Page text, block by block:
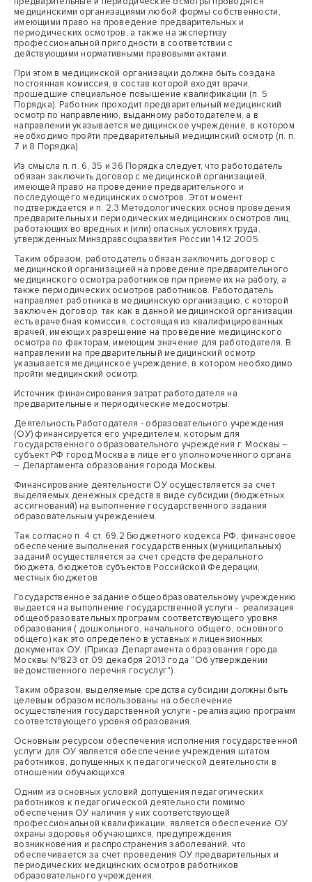
медицинскими организациями любой формы собственности,
имеющими право на проведение предварительных и
периодических осмотров, а также на экспертизу
профессиональной пригодности в соответствии с
действующими нормативными правовыми актами.
При этом в медицинской организации должна быть создана
постоянная комиссия, в состав которой входят врачи,
прошедшие специальное повышение квалификации (п. 5
Порядка). Работник проходит предварительный медицинский
осмотр по направлению, выданному работодателем, а в
направлении указывается медицинское учреждение, в котором
необходимо пройти предварительный медицинский осмотр (п. п.
7 и 8 Порядка).
Из смысла п. п. 6, 35 и 36 Порядка следует, что работодатель
обязан заключить договор с медицинской организацией,
имеющей право на проведение предварительного и
последующего медицинских осмотров. Этот момент
подтверждается и п. 2.3 Методологических основ проведения
предварительных и периодических медицинских осмотров лиц,
работающих во вредных и (или) опасных условиях труда,
утвержденных Минздравсоцразвития России 14.12.2005.
Таким образом, работодатель обязан заключить договор с
медицинской организацией на проведение предварительного
медицинского осмотра работников при приеме их на работу, а
также периодических осмотров работников. Работодатель
направляет работника в медицинскую организацию, с которой
заключен договор, так как в данной медицинской организации
есть врачебная комиссия, состоящая из квалифицированных
врачей, имеющих разрешение на проведение медицинского
осмотра по факторам, имеющим значение для работодателя. В
направлении на предварительный медицинский осмотр
указывается медицинское учреждение, в котором необходимо
пройти медицинский осмотр.
Источник финансирования затрат работодателя на
предварительные и периодические медосмотры.
Деятельность Работодателя - образовательного учреждения
(ОУ) финансируется его учредителем, которым для
государственного образовательного учреждения г. Москвы –
субъект РФ город Москва в лице его уполномоченного органа
– Департамента образования города Москвы.
Финансирование деятельности ОУ осуществляется за счет
выделяемых денежных средств в виде субсидии (бюджетных
ассигнований) на выполнение государственного задания
образовательным учреждением.
Так согласно п. 4 ст. 69.2 Бюджетного кодекса РФ, финансовое
обеспечение выполнения государственных (муниципальных)
заданий осуществляется за счет средств федерального
бюджета, бюджетов субъектов Российской Федерации,
местных бюджетов
Государственное задание общеобразовательному учреждению
выдается на выполнение государственной услуги - реализация
общеобразовательных программ соответствующего уровня
образования ( дошкольного, начального общего, основного
общего) как это определено в уставных и лицензионных
документах ОУ. (Приказ Департамента образования города
Москвы №823 от 09 декабря 2013 года "Об утверждении
ведомственного перечня госуслуг").
Таким образом, выделяемые средства субсидии должны быть
целевым образом использованы на обеспечение
осуществления государственной услуги - реализацию программ
соответствующего уровня образования.
Основным ресурсом обеспечения исполнения государственной
услуги для ОУ является обеспечение учреждения штатом
работников, допущенных к педагогической деятельности в
отношении обучающихся.
Одним из основных условий допущения педагогических
работников к педагогической деятельности помимо
обеспечения ОУ наличия у них соответствующей
профессиональной квалификации, является обеспечение ОУ
охраны здоровья обучающихся, предупреждения
возникновения и распространения заболеваний, что
обеспечивается за счет проведения ОУ предварительных и
периодических медицинских осмотров работников
образовательного учреждения.